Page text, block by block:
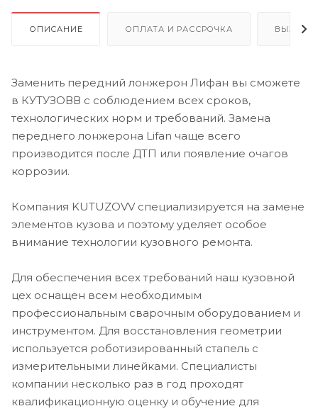
ОПИСАНИЕ ОПЛАТА И РАССРОЧКА ВЫЗОВ
Заменить передний лонжерон Лифан вы сможете
в КУТУЗОВВ с соблюдением всех сроков,
технологических норм и требований. Замена
переднего лонжерона Lifan чаще всего
производится после ДТП или появление очагов
коррозии.
Компания KUTUZOVV специализируется на замене
элементов кузова и поэтому уделяет особое
внимание технологии кузовного ремонта.
Для обеспечения всех требований наш кузовной
цех оснащен всем необходимым
профессиональным сварочным оборудованием и
инструментом. Для восстановления геометрии
используется роботизированный стапель с
измерительными линейками. Специалисты
компании несколько раз в год проходят
квалификационную оценку и обучение для